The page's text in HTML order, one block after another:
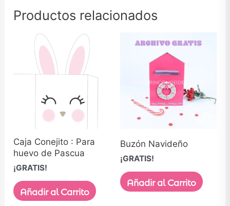
Productos relacionados
Caja Conejito : Para
huevo de Pascua
¡GRATIS!
Añadir al Carrito
Buzón Navideño
¡GRATIS!
Añadir al Carrito